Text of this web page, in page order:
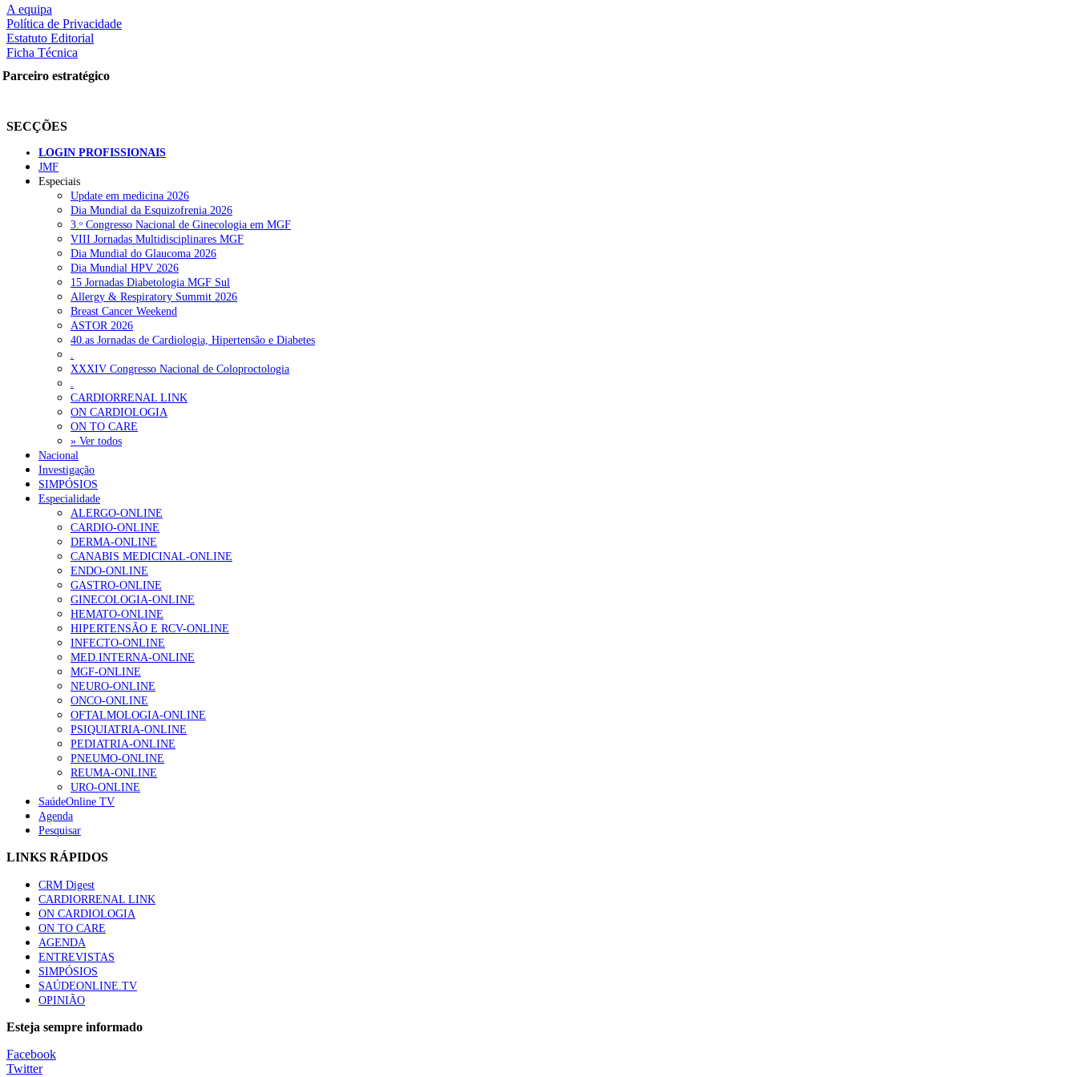
nas redes sociais:
RECENTES
Quase 11.900 jovens recorreram aos cheques psicólogo e nutricionista no primeiro mês
ULS de Coimbra estreia cirurgia endoscópica do ouvido com apoio robótico em Portugal
Enfermeiros exigem esclarecimentos sobre eventual gestão privada da ULS do Algarve
Ordem dos Médicos alerta para riscos no novo sistema de acesso a consultas e cirurgias
Portugal está a formar os médicos de que precisa?
MAIS LIDAS
Enfermagem Forense. “Da urgência ao tribunal, cada gesto conta e cada profissional faz a diferença”
203 visualizações
1.º Episódio do Podcast “Frequência Cardio – Sintoniza-te na Insuficiência Cardíaca” da Bayer
202 visualizações
Alguns milhares de utentes podem ficar sem médico de família com nova regras do registo, alerta associação
160 visualizações
“Os programas de rastreio do cancro do pulmão são custo-efetivos e representam um investimento sustentável para os sistemas de saúde”
94 visualizações
Quase quatro em cada dez doentes com enfarte apresentavam níveis elevados de Lp(a), revela estudo
Trodelvy aprovado para primeira linha no cancro da mama triplo negativo metastático em doentes não elegíveis para inibidores PD-(L)1
61 visualizações
MAIS NOTÍCIAS
7 Ago, 2026
A equipa
Política de Privacidade
Estatuto Editorial
Ficha Técnica
Parceiro estratégico
SECÇÕES
LOGIN PROFISSIONAIS
JMF
Especiais
Update em medicina 2026
Dia Mundial da Esquizofrenia 2026
3.ᵒ Congresso Nacional de Ginecologia em MGF
VIII Jornadas Multidisciplinares MGF
Dia Mundial do Glaucoma 2026
Dia Mundial HPV 2026
15 Jornadas Diabetologia MGF Sul
Allergy & Respiratory Summit 2026
Breast Cancer Weekend
ASTOR 2026
40.as Jornadas de Cardiologia, Hipertensão e Diabetes
.
XXXIV Congresso Nacional de Coloproctologia
.
CARDIORRENAL LINK
ON CARDIOLOGIA
ON TO CARE
» Ver todos
Nacional
Investigação
SIMPÓSIOS
Especialidade
ALERGO-ONLINE
CARDIO-ONLINE
DERMA-ONLINE
CANABIS MEDICINAL-ONLINE
ENDO-ONLINE
GASTRO-ONLINE
GINECOLOGIA-ONLINE
HEMATO-ONLINE
HIPERTENSÃO E RCV-ONLINE
INFECTO-ONLINE
MED.INTERNA-ONLINE
MGF-ONLINE
NEURO-ONLINE
ONCO-ONLINE
OFTALMOLOGIA-ONLINE
PSIQUIATRIA-ONLINE
PEDIATRIA-ONLINE
PNEUMO-ONLINE
REUMA-ONLINE
URO-ONLINE
SaúdeOnline TV
Agenda
Pesquisar
LINKS RÁPIDOS
CRM Digest
CARDIORRENAL LINK
ON CARDIOLOGIA
ON TO CARE
AGENDA
ENTREVISTAS
SIMPÓSIOS
SAÚDEONLINE.TV
OPINIÃO
Esteja sempre informado
Facebook
Twitter